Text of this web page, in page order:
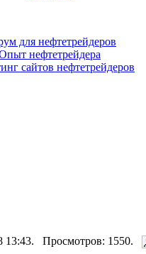
для нефтетрейдеров
нефтетрейдера
сайтов нефтетрейдеров
13:43. Просмотров: 1550.